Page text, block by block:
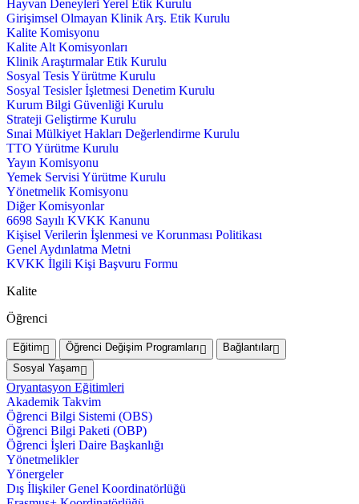
Hayvan Deneyleri Yerel Etik Kurulu
Girişimsel Olmayan Klinik Arş. Etik Kurulu
Kalite Komisyonu
Kalite Alt Komisyonları
Klinik Araştırmalar Etik Kurulu
Sosyal Tesis Yürütme Kurulu
Sosyal Tesisler İşletmesi Denetim Kurulu
Kurum Bilgi Güvenliği Kurulu
Strateji Geliştirme Kurulu
Sınai Mülkiyet Hakları Değerlendirme Kurulu
TTO Yürütme Kurulu
Yayın Komisyonu
Yemek Servisi Yürütme Kurulu
Yönetmelik Komisyonu
Diğer Komisyonlar
6698 Sayılı KVKK Kanunu
Kişisel Verilerin İşlenmesi ve Korunması Politikası
Genel Aydınlatma Metni
KVKK İlgili Kişi Başvuru Formu
Kalite
Öğrenci
Eğitim Öğrenci Değişim Programları
Bağlantılar
Sosyal Yaşam
Oryantasyon Eğitimleri
Akademik Takvim
Öğrenci Bilgi Sistemi (OBS)
Öğrenci Bilgi Paketi (OBP)
Öğrenci İşleri Daire Başkanlığı
Yönetmelikler
Yönergeler
Dış İlişkiler Genel Koordinatörlüğü